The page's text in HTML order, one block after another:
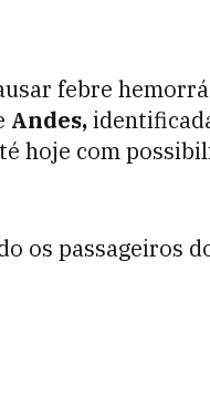
febre
Andes,
hoje com
os passageiros